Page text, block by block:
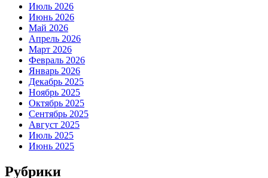
Июль 2026
Июнь 2026
Май 2026
Апрель 2026
Март 2026
Февраль 2026
Январь 2026
Декабрь 2025
Ноябрь 2025
Октябрь 2025
Сентябрь 2025
Август 2025
Июль 2025
Июнь 2025
Рубрики